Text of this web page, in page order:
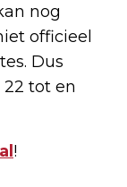
nog
officieel
Dus
tot en
!